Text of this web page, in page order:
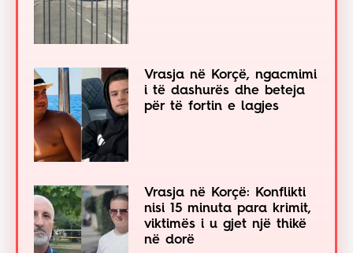
Vrasja në Korçë, ngacmimi
i të dashurës dhe beteja
për të fortin e lagjes
Vrasja në Korçë: Konflikti
nisi 15 minuta para krimit,
viktimës i u gjet një thikë
në dorë